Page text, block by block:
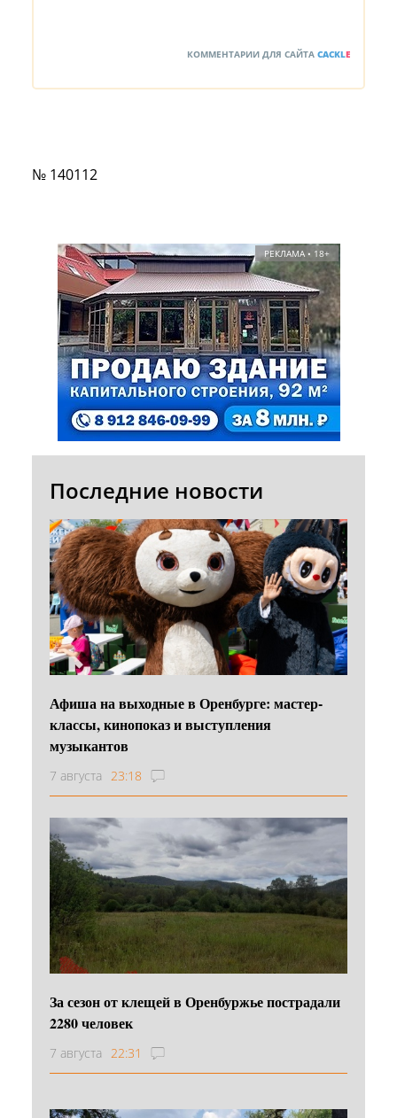
КОММЕНТАРИИ ДЛЯ САЙТА CACKLE
№ 140112
РЕКЛАМА • 18+
Последние новости
Афиша на выходные в Оренбурге: мастер-
классы, кинопоказ и выступления
музыкантов
7 августа 23:18
За сезон от клещей в Оренбуржье пострадали
2280 человек
7 августа 22:31